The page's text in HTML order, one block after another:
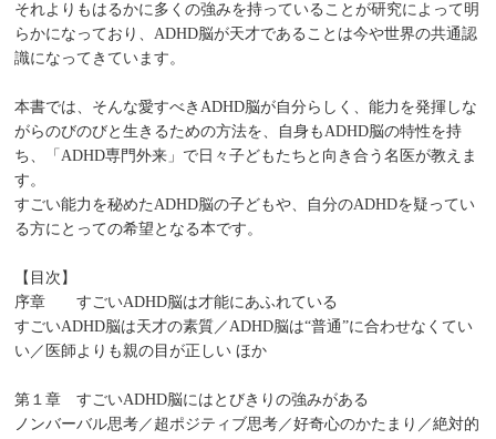
それよりもはるかに多くの強みを持っていることが研究によって明
らかになっており、ADHD脳が天才であることは今や世界の共通認
識になってきています。
本書では、そんな愛すべきADHD脳が自分らしく、能力を発揮しな
がらのびのびと生きるための方法を、自身もADHD脳の特性を持
ち、「ADHD専門外来」で日々子どもたちと向き合う名医が教えま
す。
すごい能力を秘めたADHD脳の子どもや、自分のADHDを疑ってい
る方にとっての希望となる本です。
【目次】
序章 すごいADHD脳は才能にあふれている
すごいADHD脳は天才の素質／ADHD脳は“普通”に合わせなくてい
い／医師よりも親の目が正しい ほか
第１章 すごいADHD脳にはとびきりの強みがある
ノンバーバル思考／超ポジティブ思考／好奇心のかたまり／絶対的